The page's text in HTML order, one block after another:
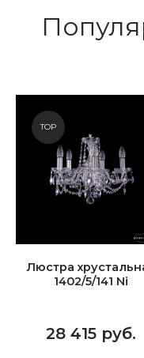
TOP
Люстра
1402/5/141 Ni
28 415 руб.